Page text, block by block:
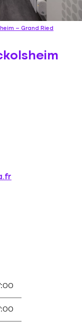
– Grand Ried